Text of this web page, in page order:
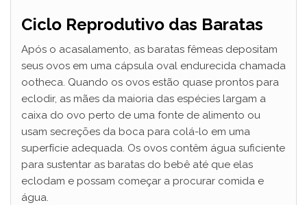
Ciclo Reprodutivo das Baratas
Após o acasalamento, as baratas fêmeas depositam
seus ovos em uma cápsula oval endurecida chamada
ootheca. Quando os ovos estão quase prontos para
eclodir, as mães da maioria das espécies largam a
caixa do ovo perto de uma fonte de alimento ou
usam secreções da boca para colá-lo em uma
superfície adequada. Os ovos contêm água suficiente
para sustentar as baratas do bebê até que elas
eclodam e possam começar a procurar comida e
água.